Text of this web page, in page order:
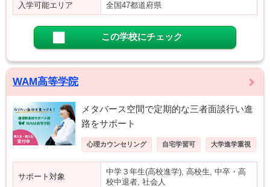
入学可能エリア 全国47都道府県
この学校にチェック
WAM高等学院
メタバース空間で定期的な三者面談行い進
路をサポート
心理カウンセリング 自宅学習可 大学進学重視
サポート対象
中学３年生(高校進学), 高校生, 中卒・高
校中退者, 社会人